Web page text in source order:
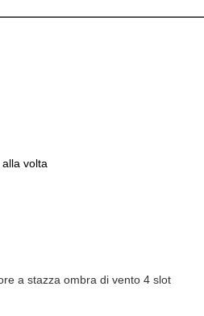
volta
a stazza ombra di vento 4 slot